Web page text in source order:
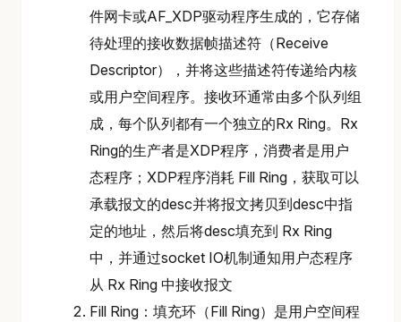
件网卡或AF_XDP驱动程序生成的，它存储
待处理的接收数据帧描述符（Receive
Descriptor），并将这些描述符传递给内核
或用户空间程序。接收环通常由多个队列组
成，每个队列都有一个独立的Rx Ring。Rx
Ring的生产者是XDP程序，消费者是用户
态程序；XDP程序消耗 Fill Ring，获取可以
承载报文的desc并将报文拷贝到desc中指
定的地址，然后将desc填充到 Rx Ring
中，并通过socket IO机制通知用户态程序
从 Rx Ring 中接收报文
Fill Ring：填充环（Fill Ring）是用户空间程